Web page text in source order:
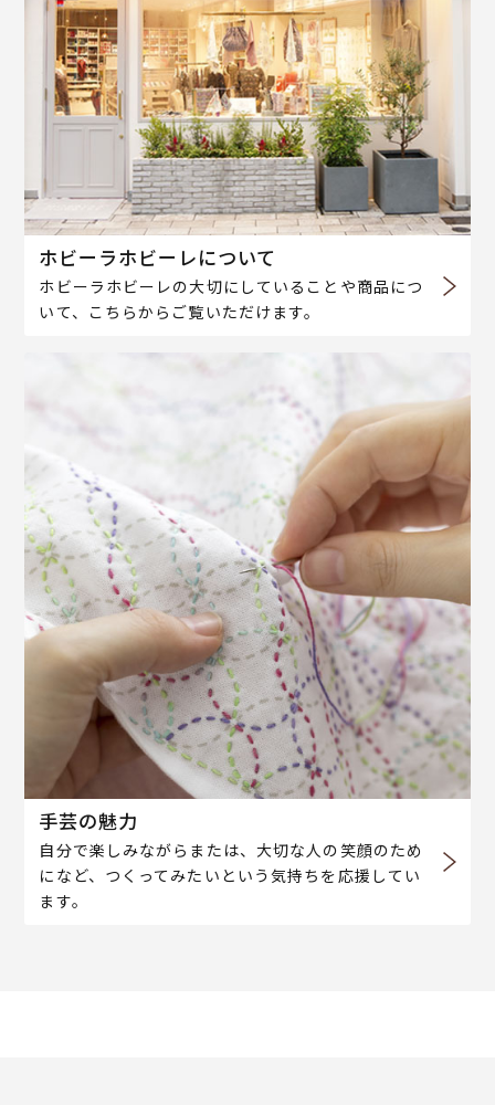
ホビーラホビーレについて
ホビーラホビーレの大切にしていることや商品につ
いて、こちらからご覧いただけます。
手芸の魅力
自分で楽しみながらまたは、大切な人の笑顔のため
になど、つくってみたいという気持ちを応援してい
ます。